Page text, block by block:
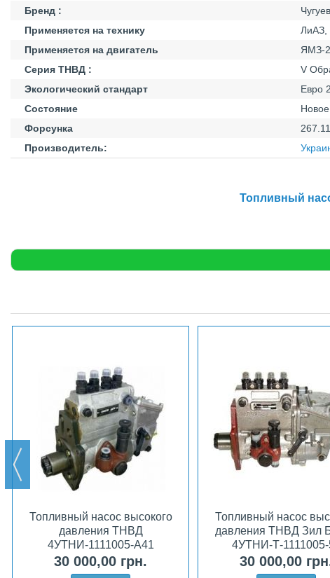
Бренд :
Применяется на технику
ЛиАЗ,
Применяется на двигатель
ЯМЗ-
Серия ТНВД :
V
Экологический стандарт
Евро 2
Состояние
Новое
Форсунка
Производитель:
Топливный
Топливный насос высокого
давления ТНВД
4УТНИ-1111005-А41
30 000,00 грн.
Топливный насос
давления ТНВД Зил
4УТНИ-Т-1111005-
30 000,00